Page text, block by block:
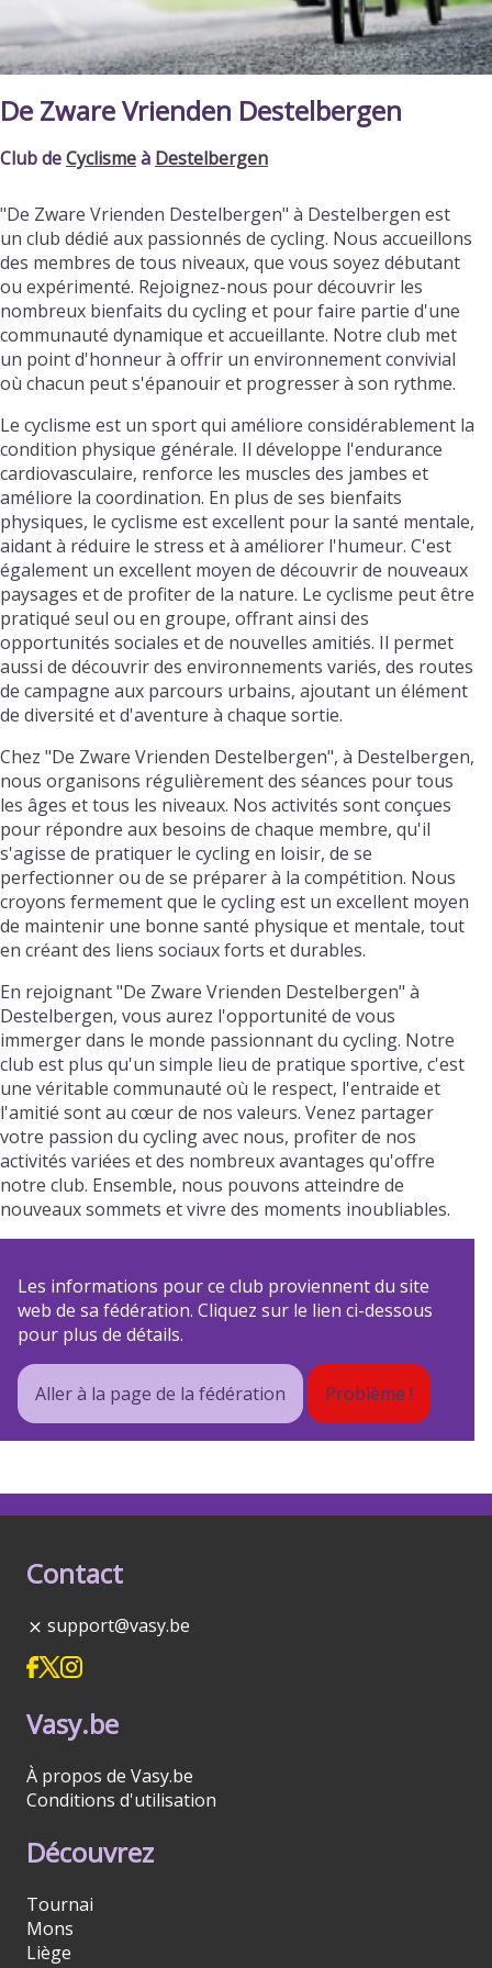
De Zware Vrienden Destelbergen
Club deCyclismeà Destelbergen
"De Zware Vrienden Destelbergen" à Destelbergen est
un club dédié aux passionnés de cycling. Nous accueillons
des membres de tous niveaux, que vous soyez débutant
ou expérimenté. Rejoignez-nous pour découvrir les
nombreux bienfaits du cycling et pour faire partie d'une
communauté dynamique et accueillante. Notre club met
un point d'honneur à offrir un environnement convivial
où chacun peut s'épanouir et progresser à son rythme.
Le cyclisme est un sport qui améliore considérablement la
condition physique générale. Il développe l'endurance
cardiovasculaire, renforce les muscles des jambes et
améliore la coordination. En plus de ses bienfaits
physiques, le cyclisme est excellent pour la santé mentale,
aidant à réduire le stress et à améliorer l'humeur. C'est
également un excellent moyen de découvrir de nouveaux
paysages et de profiter de la nature. Le cyclisme peut être
pratiqué seul ou en groupe, offrant ainsi des
opportunités sociales et de nouvelles amitiés. Il permet
aussi de découvrir des environnements variés, des routes
de campagne aux parcours urbains, ajoutant un élément
de diversité et d'aventure à chaque sortie.
Chez "De Zware Vrienden Destelbergen", à Destelbergen,
nous organisons régulièrement des séances pour tous
les âges et tous les niveaux. Nos activités sont conçues
pour répondre aux besoins de chaque membre, qu'il
s'agisse de pratiquer le cycling en loisir, de se
perfectionner ou de se préparer à la compétition. Nous
croyons fermement que le cycling est un excellent moyen
de maintenir une bonne santé physique et mentale, tout
en créant des liens sociaux forts et durables.
En rejoignant "De Zware Vrienden Destelbergen" à
Destelbergen, vous aurez l'opportunité de vous
immerger dans le monde passionnant du cycling. Notre
club est plus qu'un simple lieu de pratique sportive, c'est
une véritable communauté où le respect, l'entraide et
l'amitié sont au cœur de nos valeurs. Venez partager
votre passion du cycling avec nous, profiter de nos
activités variées et des nombreux avantages qu'offre
notre club. Ensemble, nous pouvons atteindre de
nouveaux sommets et vivre des moments inoubliables.
Les informations pour ce club proviennent du site
web de sa fédération. Cliquez sur le lien ci-dessous
pour plus de détails.
Aller à la page de la fédération Problème !
Contact
support@vasy.be
Vasy.be
À propos de Vasy.be
Conditions d'utilisation
Découvrez
Tournai
Mons
Liège